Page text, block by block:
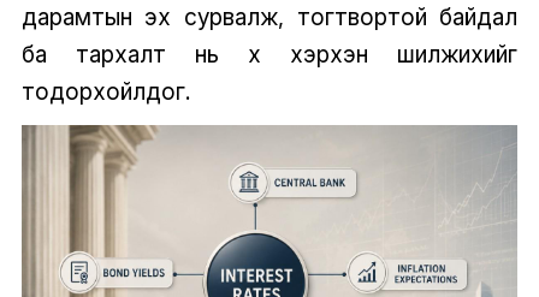
дарамтын эх сурвалж, тогтвортой байдал
ба тархалт нь хүү хэрхэн шилжихийг
тодорхойлдог.